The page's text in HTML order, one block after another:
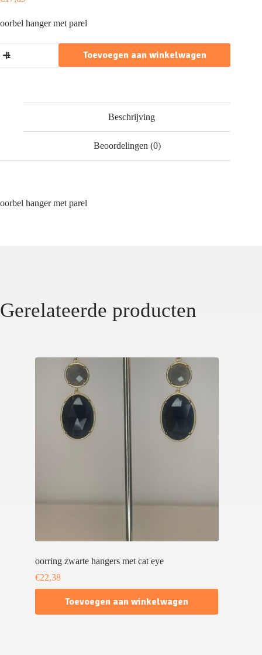
oorbel hanger met parel
hanger
met
Toevoegen aan winkelwagen
Beschrijving
Beoordelingen (0)
oorbel hanger met parel
Gerelateerde producten
oorring zwarte hangers met cat eye
€22,38
Toevoegen aan winkelwagen